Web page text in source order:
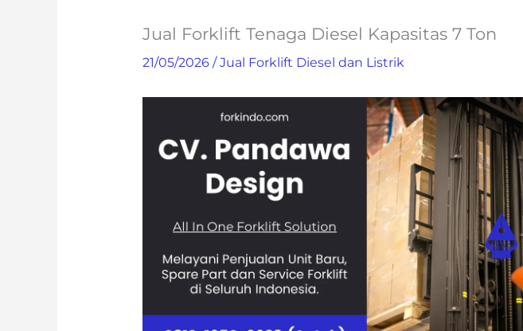
Jual Forklift Tenaga Diesel Kapasitas 7 Ton
21/05/2026 /Jual Forklift Diesel dan Listrik